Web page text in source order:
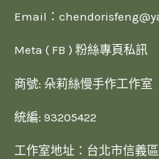
Email：
Meta ( FB ) 粉絲專頁私訊
商號: 朵莉絲慢手作工作室
統編: 93205422
工作室地址：台北市信義